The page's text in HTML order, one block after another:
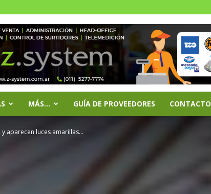
MÁS… GUÍA DE PROVEEDORES CONTACTO
aparecen luces amarillas...